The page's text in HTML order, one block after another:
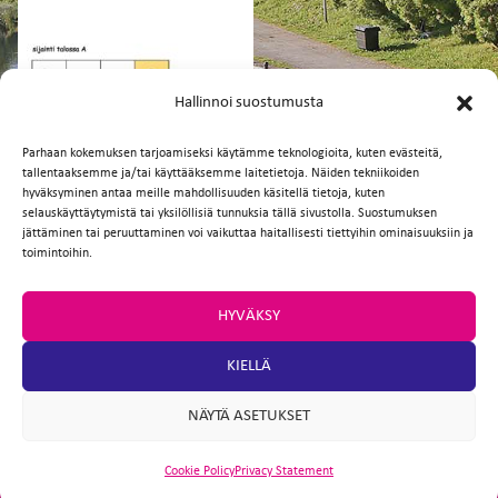
Hallinnoi suostumusta
Parhaan kokemuksen tarjoamiseksi käytämme teknologioita, kuten evästeitä,
tallentaaksemme ja/tai käyttääksemme laitetietoja. Näiden tekniikoiden
hyväksyminen antaa meille mahdollisuuden käsitellä tietoja, kuten
selauskäyttäytymistä tai yksilöllisiä tunnuksia tällä sivustolla. Suostumuksen
jättäminen tai peruuttaminen voi vaikuttaa haitallisesti tiettyihin ominaisuuksiin ja
toimintoihin.
HYVÄKSY
KIELLÄ
NÄYTÄ ASETUKSET
Cookie PolicyPrivacy Statement
Facebook
TwitterEmailWhatsApp